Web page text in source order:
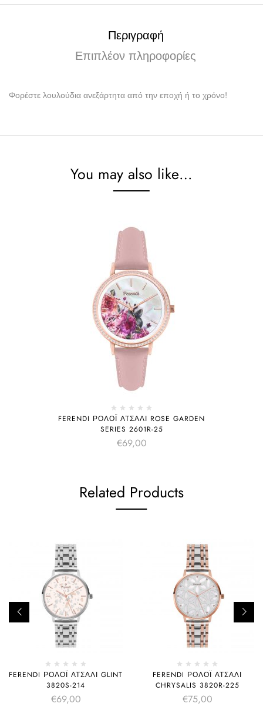
Περιγραφή
Επιπλέον πληροφορίες
Φορέστε λουλούδια ανεξάρτητα από την εποχή ή το χρόνο!
You may also like…
FERENDI ΡΟΛΌΙ ΑΤΣΆΛΙ ROSE GARDEN
SERIES 2601R-25
€69,00
Related Products
FERENDI ΡΟΛΌΙ ΑΤΣΆΛΙ GLINT
3820S-214
€69,00
FERENDI ΡΟΛΌΙ ΑΤΣΆΛΙ
CHRYSALIS 3820R-225
€75,00